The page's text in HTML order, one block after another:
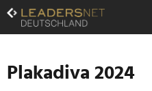
Zum
Inhalt
Zur
Navigation
ZurPlakadiva 2024